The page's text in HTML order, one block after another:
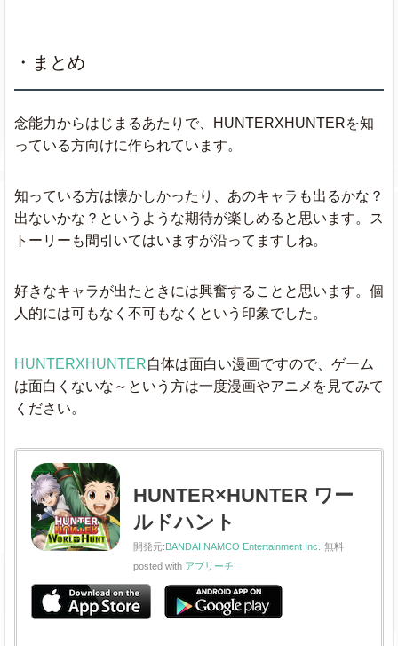
・まとめ
念能力からはじまるあたりで、HUNTERXHUNTERを知
っている方向けに作られています。
知っている方は懐かしかったり、あのキャラも出るかな？
出ないかな？というような期待が楽しめると思います。ス
トーリーも間引いてはいますが沿ってますしね。
好きなキャラが出たときには興奮することと思います。個
人的には可もなく不可もなくという印象でした。
HUNTERXHUNTER自体は面白い漫画ですので、ゲーム
は面白くないな～という方は一度漫画やアニメを見てみて
ください。
HUNTER×HUNTER ワー
ルドハント
開発元:BANDAI NAMCO Entertainment Inc.
無料
posted with アプリーチ